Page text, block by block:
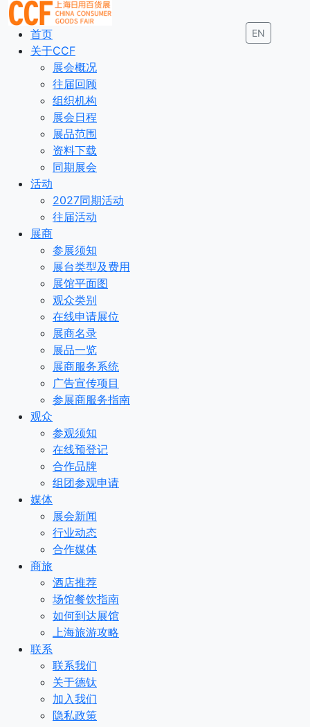
EN
首页
关于CCF
展会概况
往届回顾
组织机构
展会日程
展品范围
资料下载
同期展会
活动
2027同期活动
往届活动
展商
参展须知
展台类型及费用
展馆平面图
观众类别
在线申请展位
展商名录
展品一览
展商服务系统
广告宣传项目
参展商服务指南
观众
参观须知
在线预登记
合作品牌
组团参观申请
媒体
展会新闻
行业动态
合作媒体
商旅
酒店推荐
场馆餐饮指南
如何到达展馆
上海旅游攻略
联系
联系我们
关于德钛
加入我们
隐私政策